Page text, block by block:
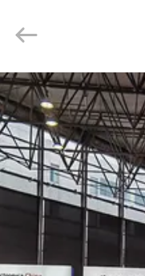
ZU
HAUSE
PRODUKTE
ÜBER
UNS
Ltd..